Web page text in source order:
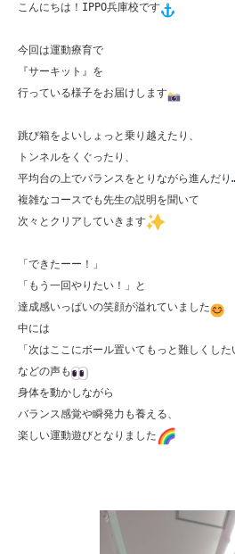
こんにちは！IPPO兵庫校です
今回は運動療育で
『サーキット』を
行っている様子をお届けします
跳び箱をよいしょっと乗り越えたり、
トンネルをくぐったり、
平均台の上でバランスをとりながら進んだり
複雑なコースでも先生の説明を聞いて
次々とクリアしていきます
「できたーー！」
「もう一回やりたい！」と
達成感いっぱいの笑顔が溢れていました
中には
「次はここにボール置いてもっと難しくした
などの声も
身体を動かしながら
バランス感覚や瞬発力も養える、
楽しい運動遊びとなりました